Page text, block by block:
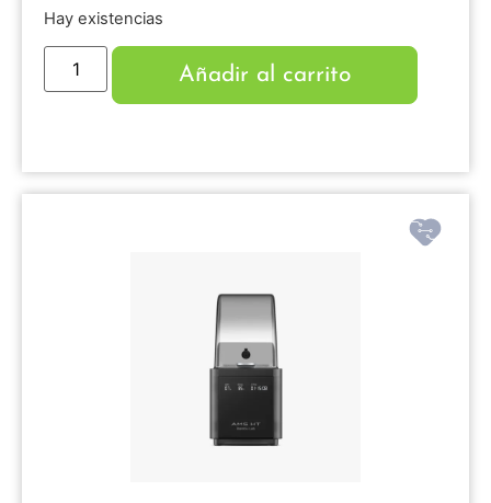
Hay existencias
Añadir al carrito